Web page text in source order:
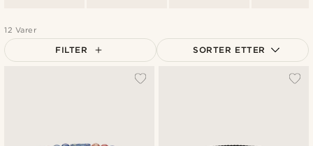
12 Varer
FILTER SORTER ETTER